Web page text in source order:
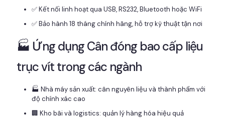
✅ Kết nối linh hoạt qua USB, RS232, Bluetooth hoặc WiFi
✅ Bảo hành 18 tháng chính hãng, hỗ trợ kỹ thuật tận nơi
🏭 Ứng dụng Cân đóng bao cấp liệu
trục vít trong các ngành
🏭 Nhà máy sản xuất: cân nguyên liệu và thành phẩm với
độ chính xác cao
🏢 Kho bãi và logistics: quản lý hàng hóa hiệu quả